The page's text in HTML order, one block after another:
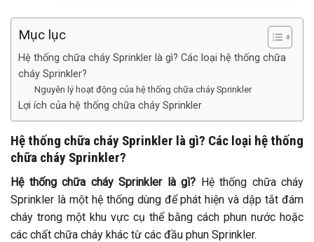
Mục lục
Hệ thống chữa cháy Sprinkler là gì? Các loại hệ thống chữa
cháy Sprinkler?
Nguyên lý hoạt động của hệ thống chữa cháy Sprinkler
Lợi ích của hệ thống chữa cháy Sprinkler
Hệ thống chữa cháy Sprinkler là gì? Các loại hệ thống
chữa cháy Sprinkler?
Hệ thống chữa cháy Sprinkler là gì? Hệ thống chữa cháy
Sprinkler là một hệ thống dùng để phát hiện và dập tắt đám
cháy trong một khu vực cụ thể bằng cách phun nước hoặc
các chất chữa cháy khác từ các đầu phun Sprinkler.